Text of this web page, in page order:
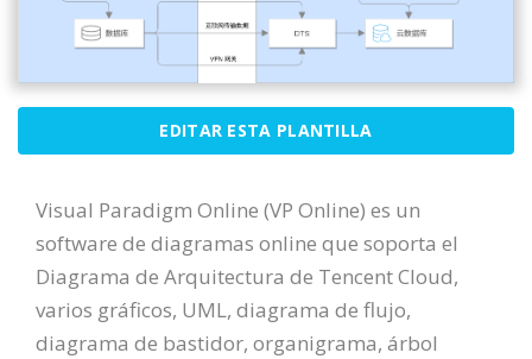
EDITAR ESTA PLANTILLA
Visual Paradigm Online (VP Online) es un
software de diagramas online que soporta el
Diagrama de Arquitectura de Tencent Cloud,
varios gráficos, UML, diagrama de flujo,
diagrama de bastidor, organigrama, árbol